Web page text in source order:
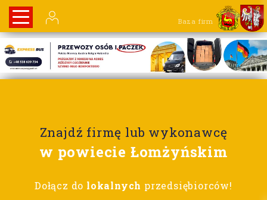
Baza firm
Znajdź firmę lub wykonawcę
w powiecie Łomżyńskim
Dołącz do lokalnych przedsiębiorców!